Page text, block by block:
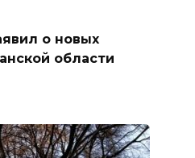
о новых
области